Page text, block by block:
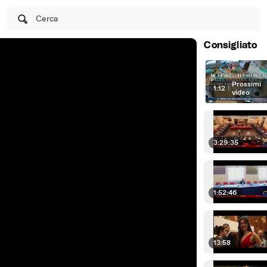
Cerca
Consigliato
1:12 | Prossimi
video
3:29:35
1:52:46
13:58